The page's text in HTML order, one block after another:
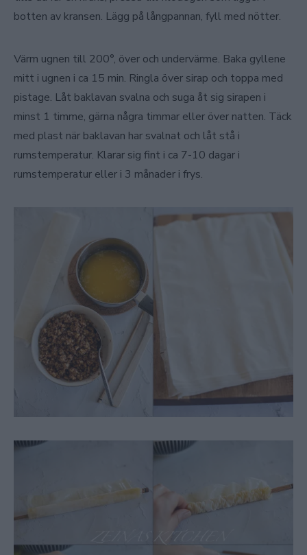
botten av kransen. Lägg på långpannan, fyll med nötter.
Värm ugnen till 200°, över och undervärme. Baka gyllene
mitt i ugnen i ca 15 min. Ringla över sirap och toppa med
pistage. Låt baklavan svalna och suga åt sig sirapen i
minst 1 timme, gärna några timmar eller över natten. Täck
med plast när baklavan har svalnat och låt stå i
rumstemperatur. Klarar sig fint i ca 7-10 dagar i
rumstemperatur eller i 3 månader i frys.